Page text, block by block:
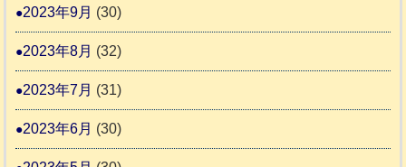
2023年9月 (30)
2023年8月 (32)
2023年7月 (31)
2023年6月 (30)